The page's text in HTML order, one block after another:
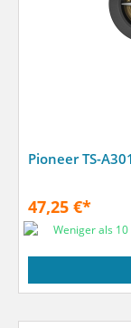
Pioneer TS-
47,25 €*
Weniger als